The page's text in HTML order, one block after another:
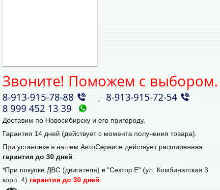
Звоните! Поможем с выбором.
8‑913‑915‑78‑88 ,8‑913‑915‑72‑54
8 999 452 13 39
Доставим по Новосибирску и его пригороду.
Гарантия 14 дней (действует с момента получения товара).
При установке в нашем АвтоСервисе действует расширенная
гарантия до 30 дней.
*При покупке ДВС (двигателя) в "Сектор Е" (ул. Комбинатская 3
корп. 4)гарантия до 30 дней.